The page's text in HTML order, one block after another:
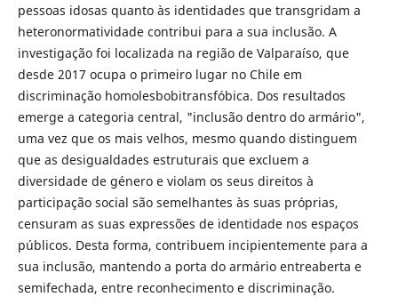
pessoas idosas quanto às identidades que transgridam a
heteronormatividade contribui para a sua inclusão. A
investigação foi localizada na região de Valparaíso, que
desde 2017 ocupa o primeiro lugar no Chile em
discriminação homolesbobitransfóbica. Dos resultados
emerge a categoria central, "inclusão dentro do armário",
uma vez que os mais velhos, mesmo quando distinguem
que as desigualdades estruturais que excluem a
diversidade de género e violam os seus direitos à
participação social são semelhantes às suas próprias,
censuram as suas expressões de identidade nos espaços
públicos. Desta forma, contribuem incipientemente para a
sua inclusão, mantendo a porta do armário entreaberta e
semifechada, entre reconhecimento e discriminação.